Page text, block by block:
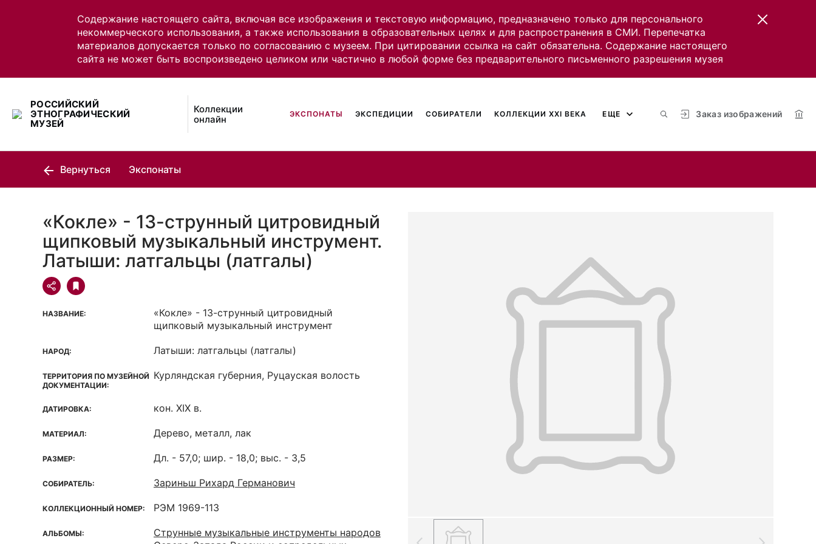
Содержание настоящего сайта, включая все изображения и текстовую информацию, предназначено только для персонального
некоммерческого использования, а также использования в образовательных целях и для распространения в СМИ. Перепечатка
материалов допускается только по согласованию с музеем. При цитировании ссылка на сайт обязательна. Содержание настоящего
сайта не может быть воспроизведено целиком или частично в любой форме без предварительного письменного разрешения музея
РОССИЙСКИЙ
ЭТНОГРАФИЧЕСКИЙ
МУЗЕЙ
Коллекции
онлайн
Заказ изображений
ЭКСПОНАТЫ ЭКСПЕДИЦИИ СОБИРАТЕЛИ КОЛЛЕКЦИИ XXI ВЕКА ЕЩЕ
Вернуться Экспонаты
«Кокле» - 13-струнный цитровидный
щипковый музыкальный инструмент.
Латыши: латгальцы (латгалы)
НАЗВАНИЕ:
«Кокле» - 13-струнный цитровидный
щипковый музыкальный инструмент
НАРОД: Латыши: латгальцы (латгалы)
ТЕРРИТОРИЯ ПО МУЗЕЙНОЙ
ДОКУМЕНТАЦИИ:
Курляндская губерния, Руцауская волость
ДАТИРОВКА: кон. XIX в.
МАТЕРИАЛ: Дерево, металл, лак
РАЗМЕР: Дл. - 57,0; шир. - 18,0; выс. - 3,5
СОБИРАТЕЛЬ: Зариньш Рихард Германович
КОЛЛЕКЦИОННЫЙ НОМЕР: РЭМ 1969-113
АЛЬБОМЫ:
Струнные музыкальные инструменты народов